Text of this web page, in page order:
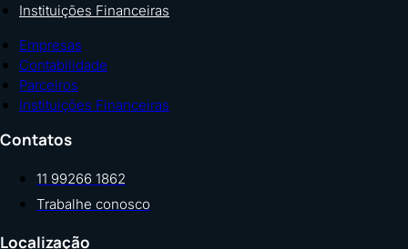
Instituições Financeiras
Empresas
Contabilidade
Parceiros
Instituições Financeiras
Contatos
11 99266 1862
Trabalhe conosco
Localização